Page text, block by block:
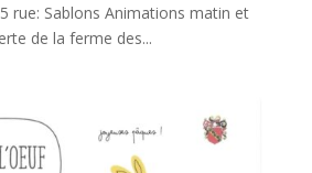
rue: Sablons Animations matin et
de la ferme des...